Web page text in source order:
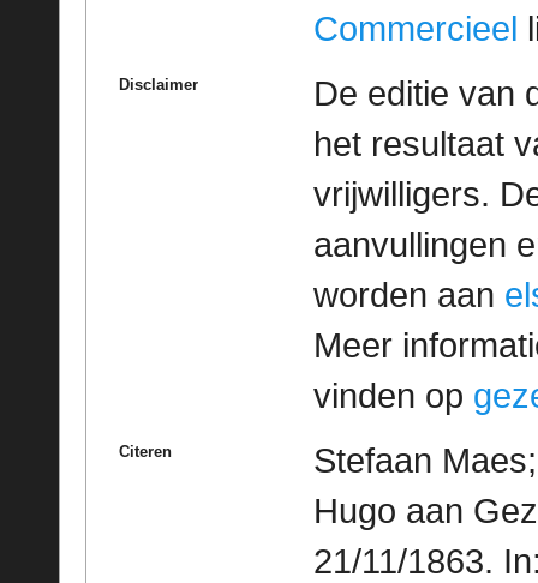
Commercieel
Disclaimer
De editie van
het resultaat
vrijwilligers.
aanvullingen
worden aan
Meer
vinden op
Citeren
Stefaan
Hugo aan
21/11/1863.